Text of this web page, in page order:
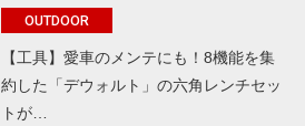
OUTDOOR
【工具】愛車のメンテにも！8機能を集
約した「デウォルト」の六角レンチセッ
トが…